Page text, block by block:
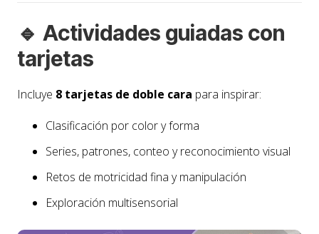
🔹 Actividades guiadas con
tarjetas
Incluye 8 tarjetas de doble cara para inspirar:
Clasificación por color y forma
Series, patrones, conteo y reconocimiento visual
Retos de motricidad fina y manipulación
Exploración multisensorial